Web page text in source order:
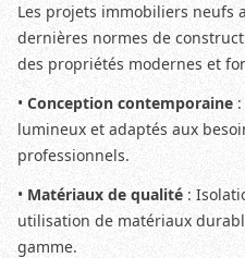
Les projets immobiliers neufs
dernières normes de
des propriétés modernes et
• Conception contemporaine
lumineux et adaptés aux
professionnels.
• Matériaux de qualité :
utilisation de matériaux
gamme.